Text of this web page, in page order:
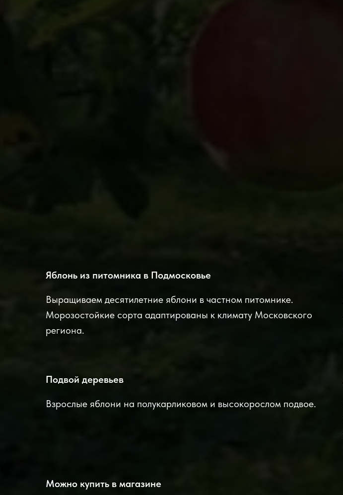
Яблонь из питомника в Подмосковье
Выращиваем десятилетние яблони в частном питомнике.
Морозостойкие сорта адаптированы к климату Московского
региона.
Подвой деревьев
Взрослые яблони на полукарликовом и высокорослом подвое.
Можно купить в магазине